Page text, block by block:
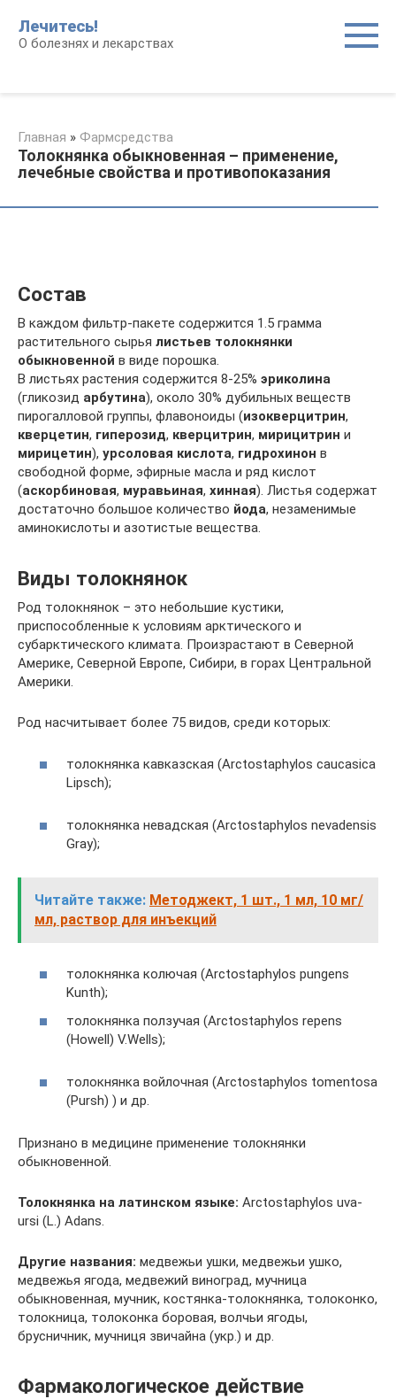
контенту
Лечитесь!
О болезнях и лекарствах
Главная » Фармсредства
Толокнянка обыкновенная – применение,
лечебные свойства и противопоказания
Состав
В каждом фильтр-пакете содержится 1.5 грамма
растительного сырья листьев толокнянки
обыкновенной в виде порошка.
В листьях растения содержится 8-25% эриколина
(гликозид арбутина), около 30% дубильных веществ
пирогалловой группы, флавоноиды (изокверцитрин,
кверцетин, гиперозид, кверцитрин, мирицитрин и
мирицетин), урсоловая кислота, гидрохинон в
свободной форме, эфирные масла и ряд кислот
(аскорбиновая, муравьиная, хинная). Листья содержат
достаточно большое количество йода, незаменимые
аминокислоты и азотистые вещества.
Виды толокнянок
Род толокнянок – это небольшие кустики,
приспособленные к условиям арктического и
субарктического климата. Произрастают в Северной
Америке, Северной Европе, Сибири, в горах Центральной
Америки.
Род насчитывает более 75 видов, среди которых:
толокнянка кавказская (Arctostaphylos caucasica
Lipsch);
толокнянка невадская (Arctostaphylos nevadensis
Gray);
Читайте также: Методжект, 1 шт., 1 мл, 10 мг/
мл, раствор для инъекций
толокнянка колючая (Arctostaphylos pungens
Kunth);
толокнянка ползучая (Arctostaphylos repens
(Howell) V.Wells);
толокнянка войлочная (Arctostaphylos tomentosa
(Pursh) ) и др.
Признано в медицине применение толокнянки
обыкновенной.
Толокнянка на латинском языке: Arctostaphylos uva-
ursi (L.) Adans.
Другие названия: медвежьи ушки, медвежьи ушко,
медвежья ягода, медвежий виноград, мучница
обыкновенная, мучник, костянка-толокнянка, толоконко,
толокница, толоконка боровая, волчьи ягоды,
брусничник, мучниця звичайна (укр.) и др.
Фармакологическое действие